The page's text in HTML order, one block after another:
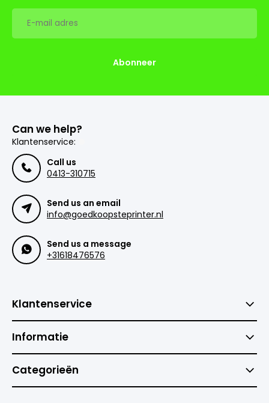
Abonneer
Can we help?
Klantenservice:
Call us
0413-310715
Send us an email
info@goedkoopsteprinter.nl
Send us a message
+31618476576
Klantenservice
Informatie
Categorieën